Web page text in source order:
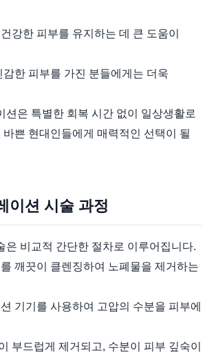
강한 피부를 유지하는 데 큰 도움이
한 피부를 가진 분들에게는 더욱
션은 특별한 회복 시간 없이 일상생활로
쁜 현대인들에게 매력적인 선택이 될
이션 시술 과정
은 비교적 간단한 절차로 이루어집니다.
깨끗이 클렌징하여 노폐물을 제거하는
기기를 사용하여 고압의 수분을 피부에
부드럽게 제거되고, 수분이 피부 깊숙이